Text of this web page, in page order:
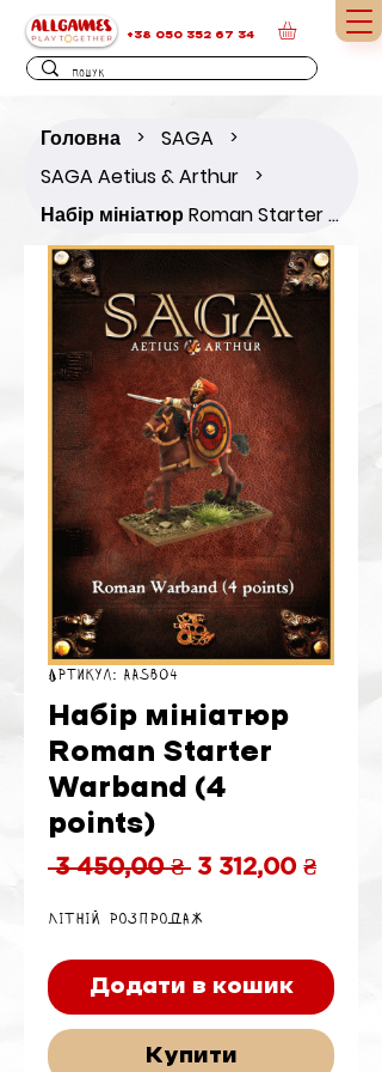
+38 050 352 67 34
Головна > SAGA >
SAGA Aetius & Arthur >
Набір мініатюр Roman Starter Warband (4 points)
Артикул: AASB04
Набір мініатюр
Roman Starter
Warband (4
points)
3 450,00 ₴ Звичайна
3 312,00 ₴За
Літній розпродаж
Додати в кошик
Купити